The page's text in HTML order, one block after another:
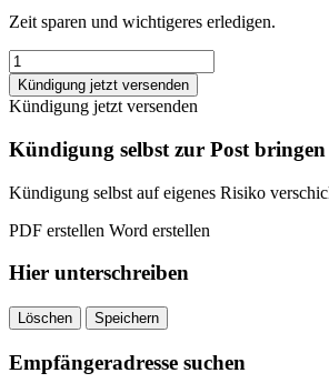
Zeit sparen und wichtigeres erledigen.
Sparbuch
Kündigungsschreiben
quantity
Kündigung jetzt versenden
Kündigung jetzt versenden
Kündigung selbst zur Post bringen
Kündigung selbst auf eigenes Risiko
PDF erstellen Word erstellen
Hier unterschreiben
Löschen Speichern
Empfängeradresse suchen